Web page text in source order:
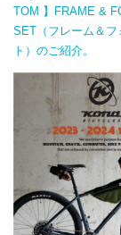
TOM 】FRAME &
SET（フレーム＆フ
ト）のご紹介。